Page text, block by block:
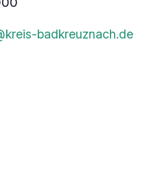
badkreuznach.de